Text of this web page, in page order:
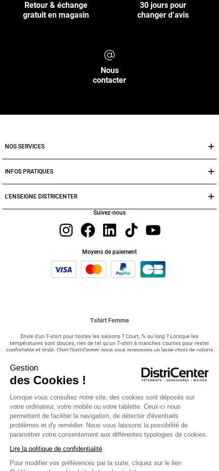
Gestion
des Cookies !
Lorsque vous consultez notre site, des cookies sont déposés sur
votre ordinateur, votre mobile ou votre tablette. Ceux-ci nous
permettent de faciliter la navigation, de détecter d'éventuels
problèmes et d'y remédier. Nous vous laissons la possibilité de
paramétrer votre consentement aux différentes typologies de cookies.
Lire la politique de confidentialité
Pour modifier vos préférences par la suite, cliquez sur le lien
Tshirt Femme
Envie d'un T-shirt pour toutes les saisons ? Court, ¾ ou long ? Lorsque les
températures sont douces, rien de tel qu'un T-shirt à manches courtes pour rester
confortable et stylé. Chez DistriCenter, nous vous proposons un large choix de coloris
envies ! Associé à un pantalon fluide ou un short, le T-shirt est l'option idéale pour
profiter pleinement du soleil et rester au frais pendant les journées estivales.
Pour les saisons intermédiaires, où les températures sont plus fraîches mais pas
encore hivernales, optez pour nos T-shirts à manches ¾. Disponibles dans un large
choix de motifs, de couleurs et de styles, ils ajoutent une touche de style à votre
tenue tout en vous offrant un peu plus de chaleur. Parfaits pour les journées
automnales ou les soirées fraîches d'été, ces T-shirts sont polyvalents et faciles à
assortir avec différents vêtements. Enfin, lorsque l'hiver s'installe et que le froid se
Porté sous un manteau pour vos sorties en extérieur ou sous un pull confortable pour
de votre garde-robe hivernale ! Avec notre sélection variée de modèles, vous trouverez
Retour & échange
gratuit en magasin
30 jours pour
changer d’avis
Nous
contacter
NOS SERVICES
INFOS PRATIQUES
L’ENSEIGNE DISTRICENTER
Suivez-nous
Moyens de paiement